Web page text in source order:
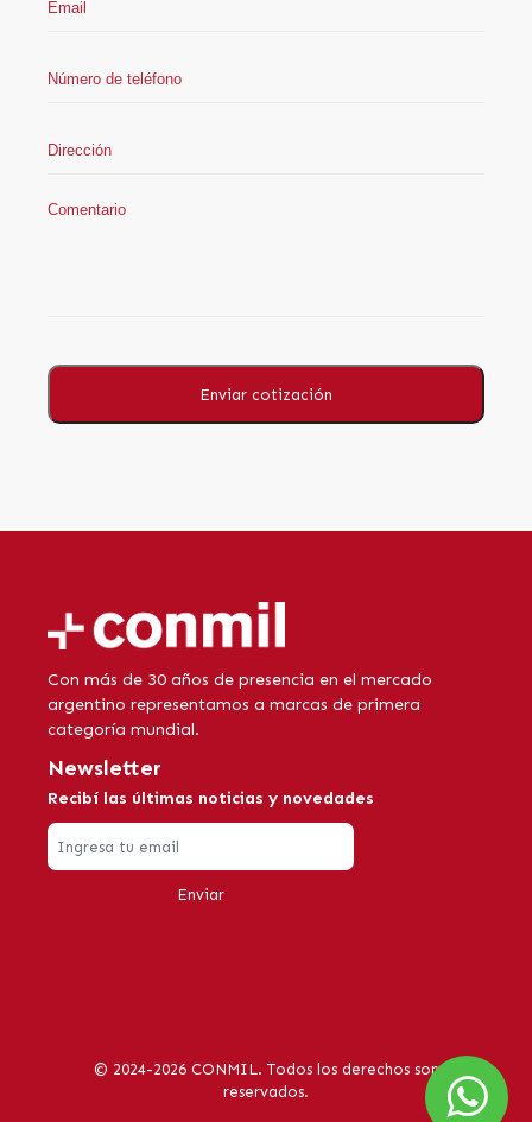
Enviar cotización
Con más de 30 años de presencia en el mercado
argentino representamos a marcas de primera
categoría mundial.
Newsletter
Recibí las últimas noticias y novedades
Enviar
© 2024-2026 CONMIL. Todos los derechos son
reservados.